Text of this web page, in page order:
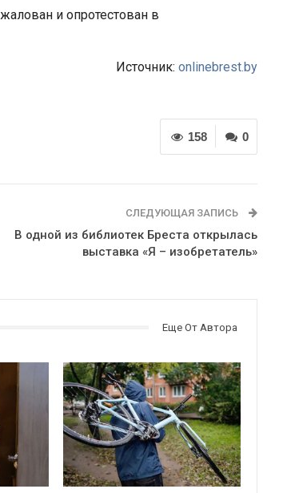
и опротестован в
Источник: onlinebrest.by
0
158
СЛЕДУЮЩАЯ ЗАПИСЬ
В одной из библиотек Бреста открылась
выставка «Я – изобретатель»
Еще От Автора